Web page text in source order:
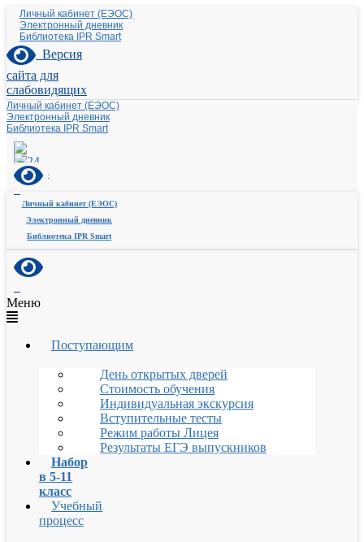
Личный кабинет (ЕЭОС)
Электронный дневник
Библиотека IPR Smart
Версия
сайта для
слабовидящих
Личный кабинет (ЕЭОС)
Электронный дневник
Библиотека IPR Smart
Личный кабинет (ЕЭОС)
Электронный дневник
Библиотека IPR Smart
Меню
Поступающим
День открытых дверей
Стоимость обучения
Индивидуальная экскурсия
Вступительные тесты
Режим работы Лицея
Результаты ЕГЭ выпускников
Набор
в 5-11
класс
Учебный
процесс